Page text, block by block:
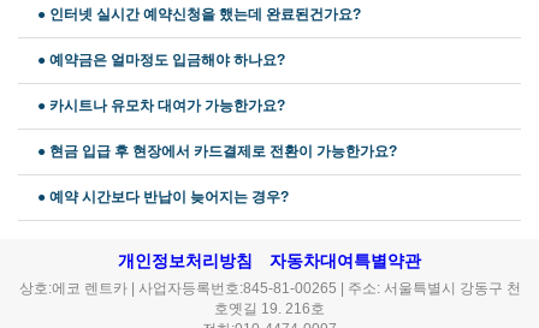
● 인터넷 실시간 예약신청을 했는데 완료된건가요?
● 예약금은 얼마정도 입금해야 하나요?
● 카시트나 유모차 대여가 가능한가요?
● 현금 입급 후 현장에서 카드결제로 전환이 가능한가요?
● 예약 시간보다 반납이 늦어지는 경우?
개인정보처리방침 자동차대여특별약관
상호:에코 렌트카 | 사업자등록번호:845-81-00265 | 주소: 서울특별시 강동구 천
호옛길 19. 216호